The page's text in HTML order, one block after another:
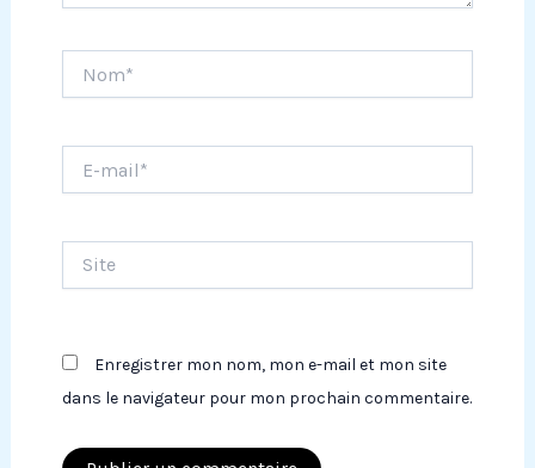
mail*
Enregistrer mon nom, mon e-mail et mon site
dans le navigateur pour mon prochain commentaire.